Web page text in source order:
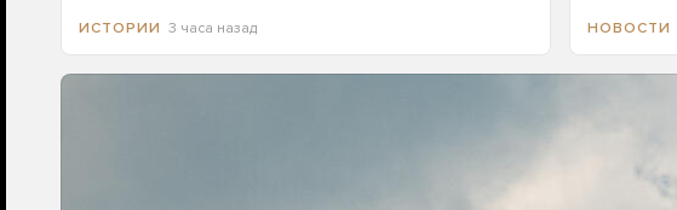
ИСТОРИИ 3 часа назад НОВОСТИ